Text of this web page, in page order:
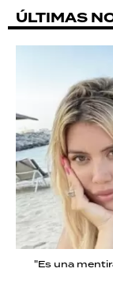
ÚLTIMAS
"Es una